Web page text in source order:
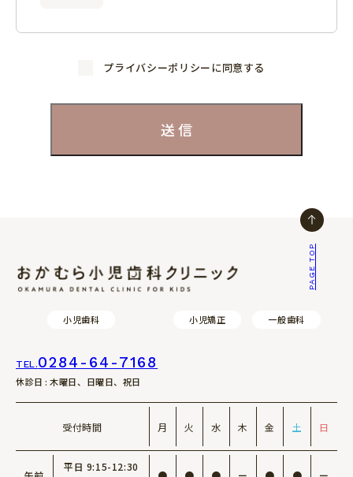
プライバシーポリシーに同意する
PAGE TOP
おかむら小児歯科クリニック
小児歯科 小児矯正 一般歯科
TEL.0284-64-7168
休診日 : 木曜日、日曜日、祝日
受付時間 月 火 水 木 金 土 日
平日 9:15-12:30